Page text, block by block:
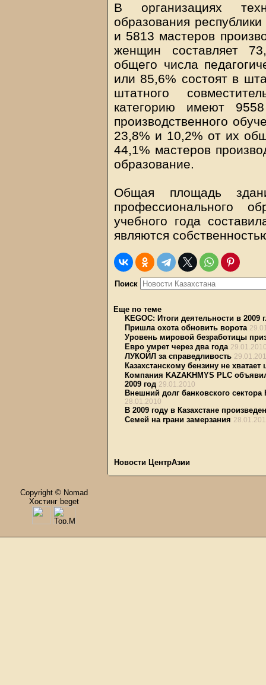
В организациях
образования
и 5813 мастеров
женщин составляет
общего числа
или 85,6% состоят в
штатного
категорию имеют
производственного
23,8% и 10,2% от их
44,1% мастеров
образование.
Общая площадь
профессионального
учебного года
являются
Поиск
Еще по теме
KEGOC: Итоги деятельности в 2009
Пришла охота обновить ворота
Уровень мировой безработицы
Евро умрет через два года
ЛУКОЙЛ за справедливость
Казахстанскому бензину не хватает
Компания KAZAKHMYS PLC
2009 год 29.01.2010
Внешний долг банковского
28.01.2010
В 2009 году в Казахстане
Семей на грани замерзания
Новости ЦентрАзии
Copyright © Nomad
Хостинг beget